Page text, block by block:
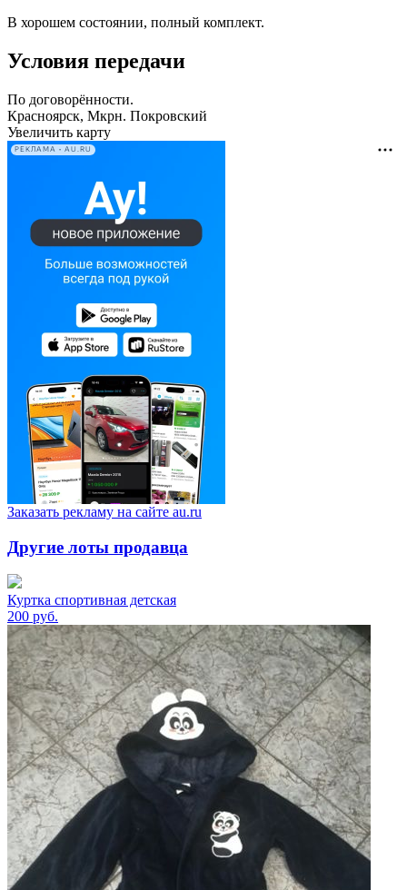
В хорошем состоянии, полный комплект.
Условия передачи
По договорённости.
Красноярск, Мкрн. Покровский
Увеличить карту
РЕКЛАМА • AU.RU
Заказать рекламу на сайте au.ru
Другие лоты продавца
Куртка спортивная детская
200 руб.